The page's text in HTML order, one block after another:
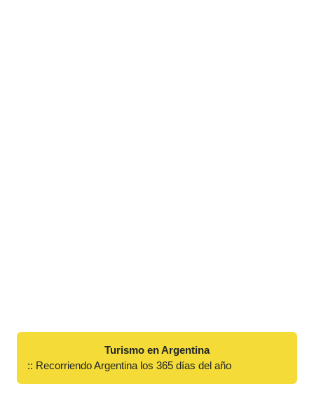
Turismo en Argentina
:: Recorriendo Argentina los 365 días del año